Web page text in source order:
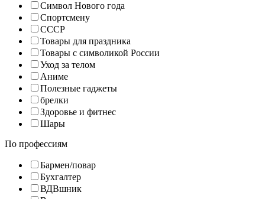
Символ Нового года
Спортсмену
СССР
Товары для праздника
Товары с символикой России
Уход за телом
Аниме
Полезные гаджеты
брелки
Здоровье и фитнес
Шары
По профессиям
Бармен/повар
Бухгалтер
ВДВшник